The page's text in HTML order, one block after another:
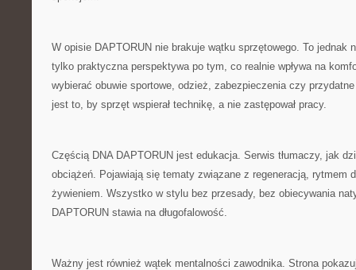
W opisie DAPTORUN nie brakuje wątku sprzętowego. To jednak
tylko praktyczna perspektywa po tym, co realnie wpływa na
wybierać obuwie sportowe, odzież, zabezpieczenia czy
jest to, by sprzęt wspierał technikę, a nie zastępował pracy.
Częścią DNA DAPTORUN jest edukacja. Serwis tłumaczy, jak
obciążeń. Pojawiają się tematy związane z regeneracją, rytmem
żywieniem. Wszystko w stylu bez przesady, bez obiecywania
DAPTORUN stawia na długofalowość.
Ważny jest również wątek mentalności zawodnika. Strona